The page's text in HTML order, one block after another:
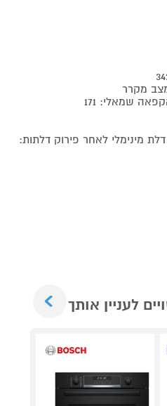
גוף: 76 מעבר דלת מינימלי לאחר פירוק דלתות:
לעניין אותך